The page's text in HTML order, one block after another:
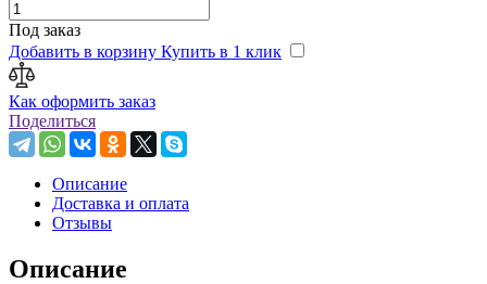
Под заказ
Добавить в корзину Купить в 1 клик
Как оформить заказ
Поделиться
Описание
Доставка и оплата
Отзывы
Описание